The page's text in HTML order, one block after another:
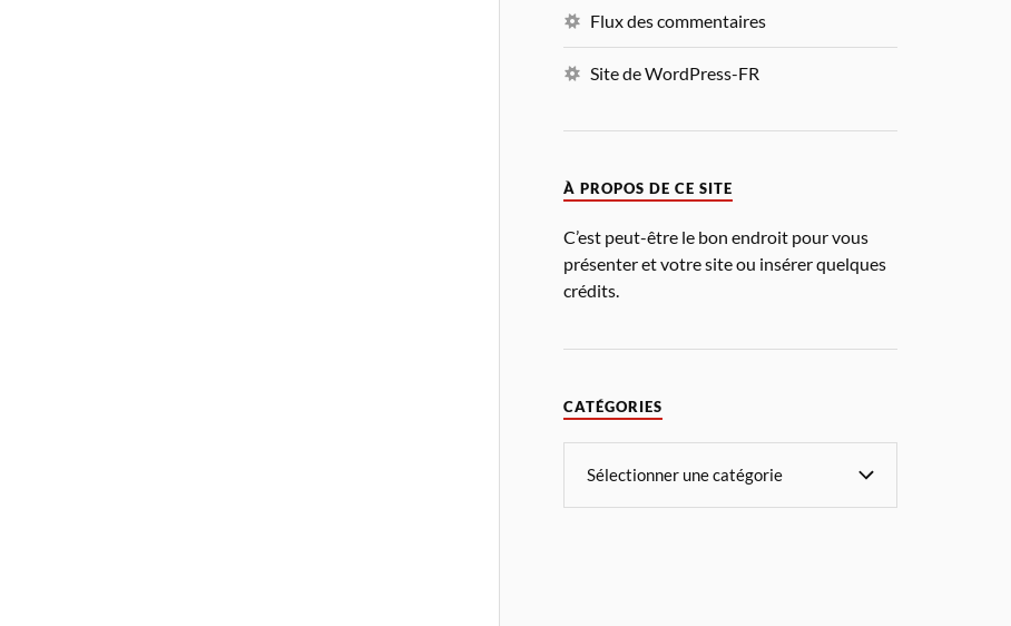
Flux des commentaires
Site de WordPress-FR
À PROPOS DE CE SITE
C’est peut-être le bon endroit pour vous
présenter et votre site ou insérer quelques
crédits.
CATÉGORIES